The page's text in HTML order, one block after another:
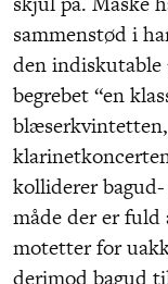
sammenstød i
den indiskutable
begrebet “en
kolliderer
måde der er fuld
motetter for
derimod bagud